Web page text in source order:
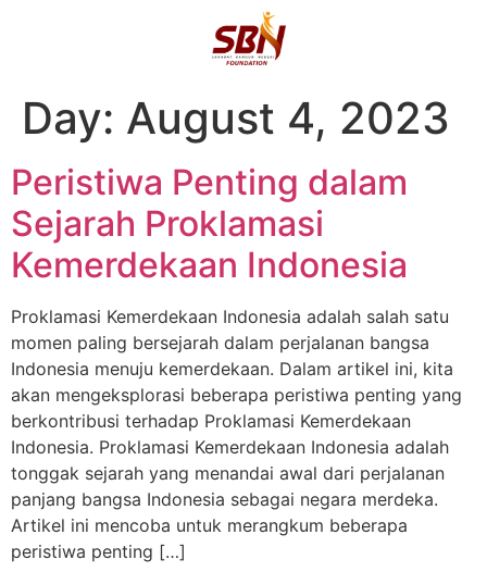
Day: August 4, 2023
Peristiwa Penting dalam
Sejarah Proklamasi
Kemerdekaan Indonesia
Proklamasi Kemerdekaan Indonesia adalah salah satu
momen paling bersejarah dalam perjalanan bangsa
Indonesia menuju kemerdekaan. Dalam artikel ini, kita
akan mengeksplorasi beberapa peristiwa penting yang
berkontribusi terhadap Proklamasi Kemerdekaan
Indonesia. Proklamasi Kemerdekaan Indonesia adalah
tonggak sejarah yang menandai awal dari perjalanan
panjang bangsa Indonesia sebagai negara merdeka.
Artikel ini mencoba untuk merangkum beberapa
peristiwa penting […]